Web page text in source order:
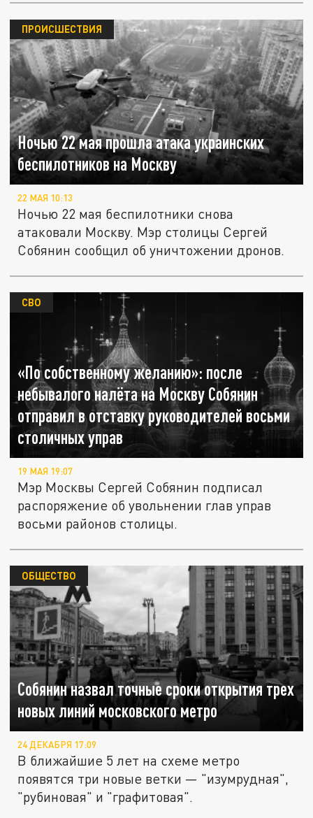
Ночью 22 мая прошла атака украинских
беспилотников на Москву
ПРОИСШЕСТВИЯ
22 МАЯ 10:13
Ночью 22 мая беспилотники снова
атаковали Москву. Мэр столицы Сергей
Собянин сообщил об уничтожении дронов.
«По собственному желанию»: после
небывалого налёта на Москву Собянин
отправил в отставку руководителей восьми
столичных управ
СВО
19 МАЯ 19:07
Мэр Москвы Сергей Собянин подписал
распоряжение об увольнении глав управ
восьми районов столицы.
Собянин назвал точные сроки открытия трех
новых линий московского метро
ОБЩЕСТВО
24 ДЕКАБРЯ 17:09
В ближайшие 5 лет на схеме метро
появятся три новые ветки — "изумрудная",
"рубиновая" и "графитовая".